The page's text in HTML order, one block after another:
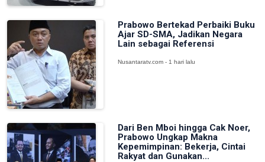
Prabowo Bertekad Perbaiki Buku
Ajar SD-SMA, Jadikan Negara
Lain sebagai Referensi
Nusantaratv.com - 1 hari lalu
Dari Ben Mboi hingga Cak Noer,
Prabowo Ungkap Makna
Kepemimpinan: Bekerja, Cintai
Rakyat dan Gunakan...